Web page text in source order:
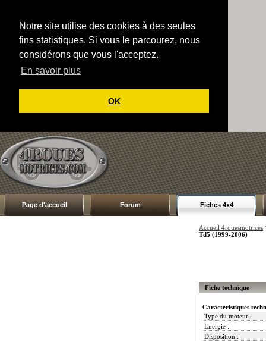
Notre site utilise des cookies à des seules
fins statistiques. Si vous le parcourez, nous
considérons que vous l'acceptez.
En savoir plus
OK
Page d'accueil Forum Fiches 4x4
Accueil 4rouesmotrices
Td5 (1999-2006)
Fiche technique
Caractéristiques
Type du moteur :
Energie :
Disposition :